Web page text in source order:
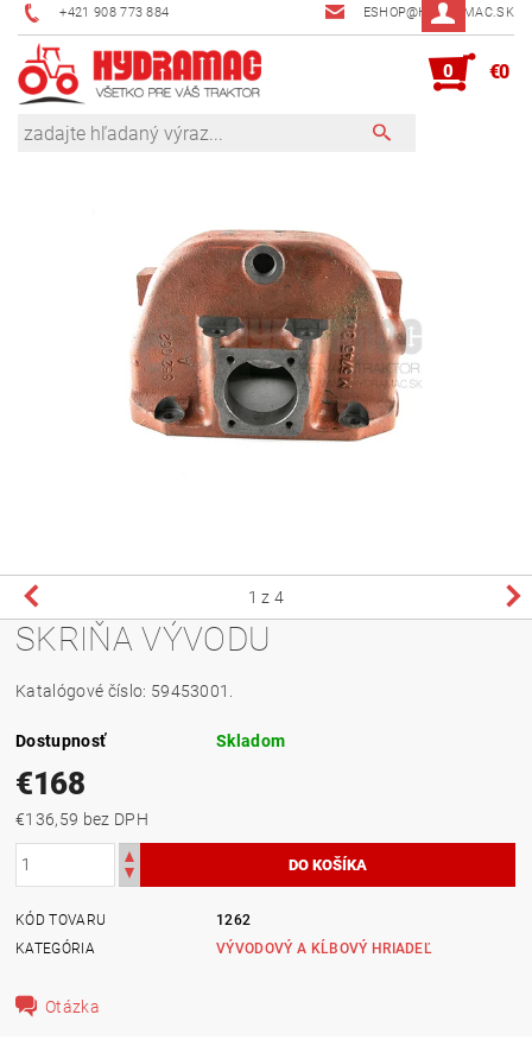
+421 908 773 884 ESHOP@HYDRAMAC.SK
0 €0
1 z 4
SKRIŇA VÝVODU
Katalógové číslo: 59453001.
Dostupnosť Skladom
€168
€136,59 bez DPH
KÓD TOVARU
1262
KATEGÓRIA
VÝVODOVÝ A KĹBOVÝ HRIADEĽ
Otázka